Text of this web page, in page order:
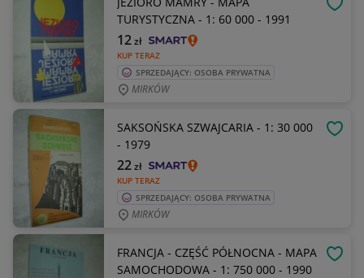
TURYSTYCZNA - 1: 60 000 - 1991
KUP TERAZ
12zł
SPRZEDAJĄCY: OSOBA PRYWATNA
MIRKÓW
SAKSOŃSKA SZWAJCARIA - 1: 30 000
- 1979
KUP TERAZ
22zł
SPRZEDAJĄCY: OSOBA PRYWATNA
MIRKÓW
FRANCJA - CZĘŚĆ PÓŁNOCNA - MAPA
SAMOCHODOWA - 1: 750 000 - 1990